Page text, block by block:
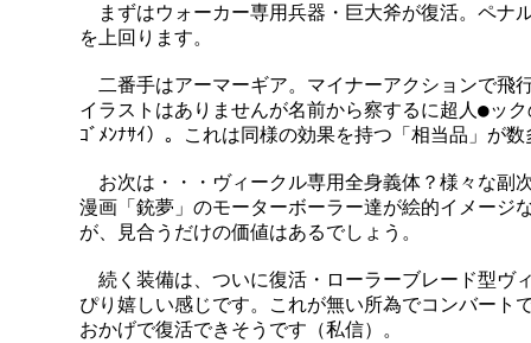
まずはウォーカー専用兵器・巨大斧が復活。ペナ
を上回ります。
二番手はアーマーギア。マイナーアクションで飛
イラストはありませんが名前から察するに超人●ッ
ｺﾞﾒﾝﾅｻｲ）。これは同様の効果を持つ「相当品」が
お次は・・・ヴィークル専用全身義体？様々な副
漫画「銃夢」のモーターボーラー達が絵的イメージ
が、見合うだけの価値はあるでしょう。
続く装備は、ついに復活・ローラーブレード型ヴ
ぴり嬉しい感じです。これが無い所為でコンバート
おかげで復活できそうです（私信）。